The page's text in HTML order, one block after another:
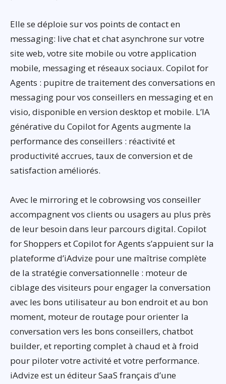
Elle se déploie sur vos points de contact en
messaging: live chat et chat asynchrone sur votre
site web, votre site mobile ou votre application
mobile, messaging et réseaux sociaux. Copilot for
Agents : pupitre de traitement des conversations en
messaging pour vos conseillers en messaging et en
visio, disponible en version desktop et mobile. L’IA
générative du Copilot for Agents augmente la
performance des conseillers : réactivité et
productivité accrues, taux de conversion et de
satisfaction améliorés.
Avec le mirroring et le cobrowsing vos conseiller
accompagnent vos clients ou usagers au plus près
de leur besoin dans leur parcours digital. Copilot
for Shoppers et Copilot for Agents s’appuient sur la
plateforme d’iAdvize pour une maîtrise complète
de la stratégie conversationnelle : moteur de
ciblage des visiteurs pour engager la conversation
avec les bons utilisateur au bon endroit et au bon
moment, moteur de routage pour orienter la
conversation vers les bons conseillers, chatbot
builder, et reporting complet à chaud et à froid
pour piloter votre activité et votre performance.
iAdvize est un éditeur SaaS français d’une